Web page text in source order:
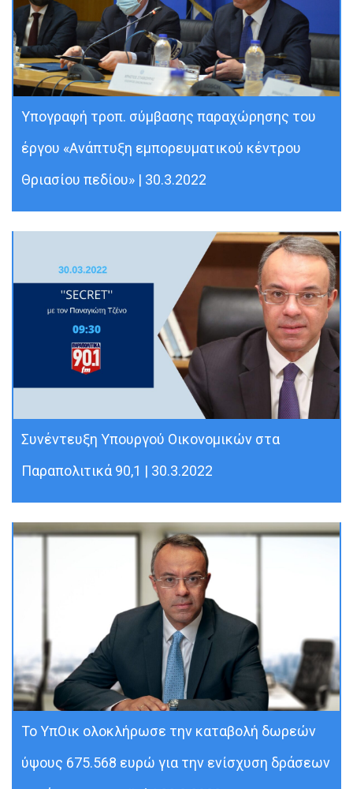
Υπογραφή τροπ. σύμβασης παραχώρησης του
έργου «Ανάπτυξη εμπορευματικού κέντρου
Θριασίου πεδίου» | 30.3.2022
Συνέντευξη Υπουργού Οικονομικών στα
Παραπολιτικά 90,1 | 30.3.2022
Το ΥπΟικ ολοκλήρωσε την καταβολή δωρεών
ύψους 675.568 ευρώ για την ενίσχυση δράσεων